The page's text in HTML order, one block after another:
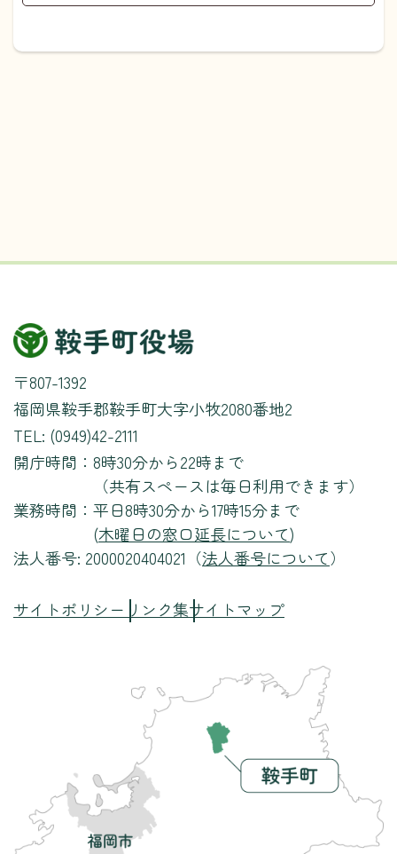
〒807-1392
福岡県鞍手郡鞍手町大字小牧2080番地2
TEL: (0949)42-2111
開庁時間： 8時30分から22時まで
（共有スペースは毎日利用できます）
業務時間： 平日8時30分から17時15分まで
(木曜日の窓口延長について)
法人番号: 2000020404021（法人番号について）
サイトポリシー リンク集サイトマップ